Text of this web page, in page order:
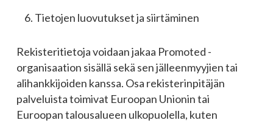
Tietojen luovutukset ja siirtäminen
Rekisteritietoja voidaan jakaa Promoted -
organisaation sisällä sekä sen jälleenmyyjien tai
alihankkijoiden kanssa. Osa rekisterinpitäjän
palveluista toimivat Euroopan Unionin tai
Euroopan talousalueen ulkopuolella, kuten